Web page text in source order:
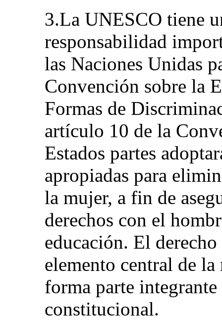
3.La UNESCO tiene
responsabilidad
las Naciones Unidas
Convención sobre la
Formas de
artículo 10 de la
Estados partes
apropiadas para
la mujer, a fin de
derechos con el
educación. El
elemento central de
forma parte
constitucional.